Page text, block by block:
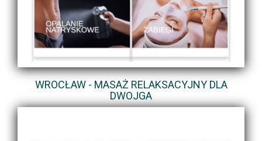
WROCŁAW - MASAŻ RELAKSACYJNY DLA
DWOJGA